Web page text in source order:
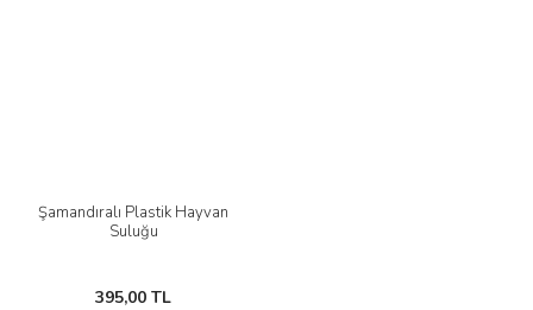
Şamandıralı Plastik Hayvan
Suluğu
395,00 TL